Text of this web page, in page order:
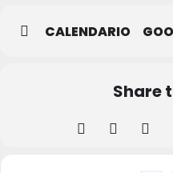
CALENDARIO
Share